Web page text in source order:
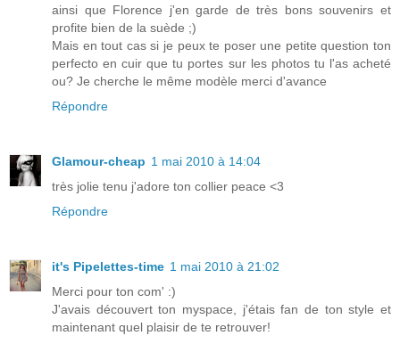
ainsi que Florence j'en garde de très bons souvenirs et
profite bien de la suède ;)
Mais en tout cas si je peux te poser une petite question ton
perfecto en cuir que tu portes sur les photos tu l'as acheté
ou? Je cherche le même modèle merci d'avance
Répondre
Glamour-cheap 1 mai 2010 à 14:04
très jolie tenu j'adore ton collier peace <3
Répondre
it's Pipelettes-time 1 mai 2010 à 21:02
Merci pour ton com' :)
J'avais découvert ton myspace, j'étais fan de ton style et
maintenant quel plaisir de te retrouver!